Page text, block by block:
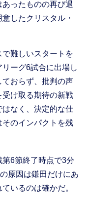
ったものの再び退
したクリスタル・
難しいスタートを
ーグ6試合に出場し
おらず、批判の声
け取る期待の新戦
なく、決定的な仕
のインパクトを残
6節終了時点で3分
原因は鎌田だけにあ
いるのは確かだ。